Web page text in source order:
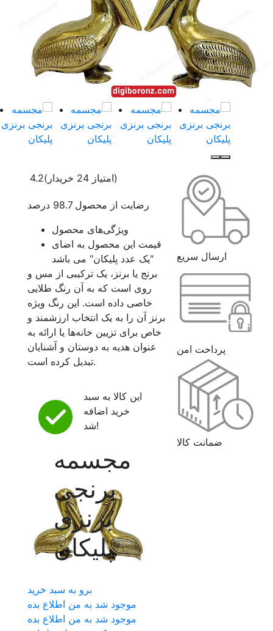
4.2 (امتیاز 24 خریدار)
رضایت از محصول 98.7 درصد
ویژگی‌های محصول
قیمت این محصول به اضای
"یک عدد پلیکان" می باشد
برنج یا برنز، یک ترکیبی از مس و
روی است که به آن رنگ طلایی
خاصی داده است. این رنگ ویژه
برنز آن را به یک انتخاب ارزشمند و
خاص برای تزیین خانه‌ها یا ارائه به
عنوان هدیه به دوستان و آشنایان
تبدیل کرده است.
این کالا به سبد
خرید اضافه
شد!
مجسمه
برنجی
برنزی
پلیکان
برو به سبد خرید
موجود شد به من اطلاع بده
موجود شد به من اطلاع بده
ارسال سریع
پرداخت امن
ضمانت کالا